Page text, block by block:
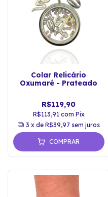
Colar Relicário
Oxumaré - Prateado
R$119,90
R$113,91 com Pix
3 x de R$39,97 sem juros
COMPRAR